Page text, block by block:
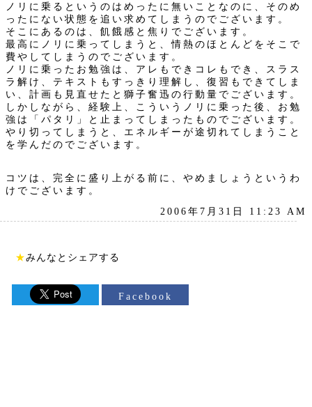
ノリに乗るというのはめったに無いことなのに、そのめ
ったにない状態を追い求めてしまうのでございます。
そこにあるのは、飢餓感と焦りでございます。
最高にノリに乗ってしまうと、情熱のほとんどをそこで
費やしてしまうのでございます。
ノリに乗ったお勉強は、アレもできコレもでき、スラス
ラ解け、テキストもすっきり理解し、復習もできてしま
い、計画も見直せたと獅子奮迅の行動量でございます。
しかしながら、経験上、こういうノリに乗った後、お勉
強は「パタリ」と止まってしまったものでございます。
やり切ってしまうと、エネルギーが途切れてしまうこと
を学んだのでございます。
コツは、完全に盛り上がる前に、やめましょうというわ
けでございます。
2006年7月31日 11:23 AM
★みんなとシェアする
Facebook